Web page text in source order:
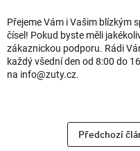
Přejeme Vám i Vašim blízkým
čísel! Pokud byste měli
zákaznickou podporu. Rádi
každý všední den od 8:00 do
na info@zuty.cz.
Předchozí